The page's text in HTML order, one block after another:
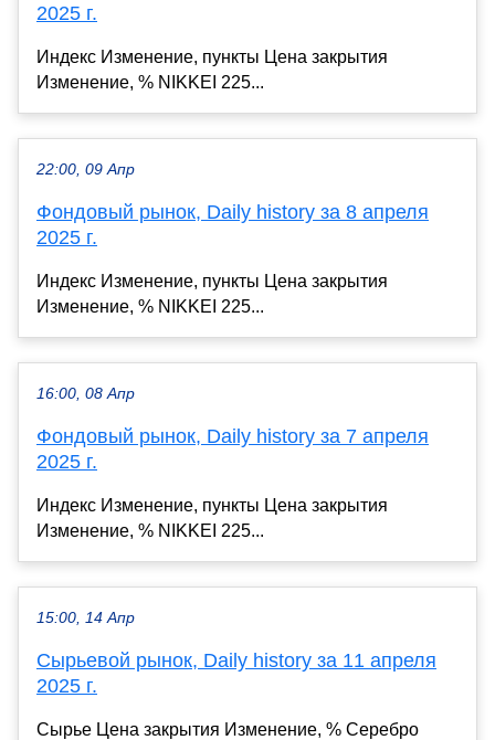
2025 г.
Индекс Изменение, пункты Цена закрытия
Изменение, % NIKKEI 225...
22:00, 09 Апр
Фондовый рынок, Daily history за 8 апреля
2025 г.
Индекс Изменение, пункты Цена закрытия
Изменение, % NIKKEI 225...
16:00, 08 Апр
Фондовый рынок, Daily history за 7 апреля
2025 г.
Индекс Изменение, пункты Цена закрытия
Изменение, % NIKKEI 225...
15:00, 14 Апр
Сырьевой рынок, Daily history за 11 апреля
2025 г.
Сырье Цена закрытия Изменение, % Серебро